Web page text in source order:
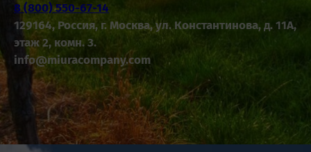
8 (800) 550-67-14
129164, Россия, г. Москва, ул. Константинова, д. 11А,
этаж 2, комн. 3.
info@miuracompany.com